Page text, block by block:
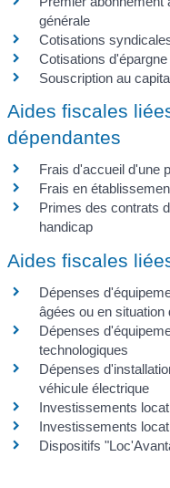
générale
Cotisations
Cotisations
Souscription au
Aides fiscales
dépendantes
Frais d'accueil d'une
Frais en
Primes des contrats
handicap
Aides fiscales
Dépenses
âgées ou en situation
Dépenses
technologiques
Dépenses
véhicule électrique
Investissements
Investissements
Dispositifs